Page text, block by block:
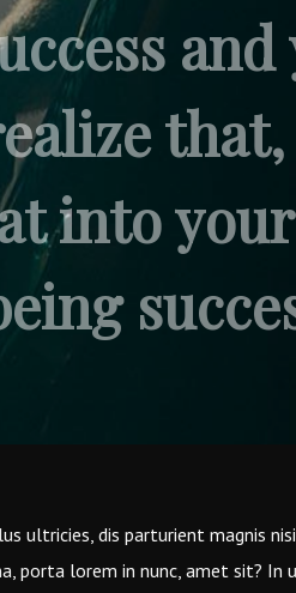
into
ultricies, dis parturient magnis
porta lorem in nunc, amet sit? In